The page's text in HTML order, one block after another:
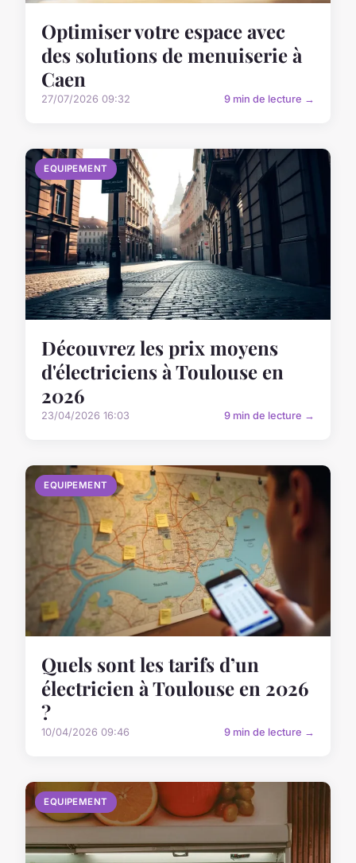
Optimiser votre espace avec
des solutions de menuiserie à
Caen
27/07/2026 09:32 9 min de lecture →
EQUIPEMENT
Découvrez les prix moyens
d'électriciens à Toulouse en
2026
23/04/2026 16:03 9 min de lecture →
EQUIPEMENT
Quels sont les tarifs d’un
électricien à Toulouse en 2026
?
10/04/2026 09:46 9 min de lecture →
EQUIPEMENT